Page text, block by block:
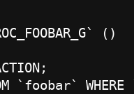
()
`foobar` WHERE